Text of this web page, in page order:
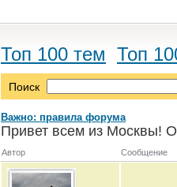
Топ 100 тем Топ
Поиск
Важно: правила форума
Привет всем из Москвы!
Автор Сообщение